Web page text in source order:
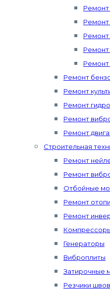
Ремонт
Ремонт
Ремонт
Ремонт
Ремонт
Ремонт
Ремонт
Ремонт
Ремонт
Строительная
Ремонт
Ремонт
Отбойные
Ремонт
Ремонт
Генераторы
Виброплиты
Затирочные
Резчики швов